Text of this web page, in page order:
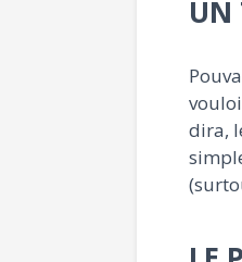
UN
dira,